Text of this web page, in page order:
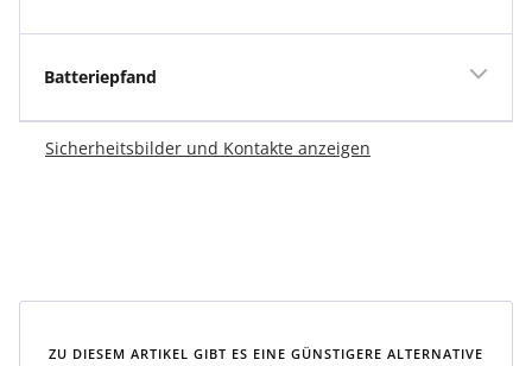
Batteriepfand
Sicherheitsbilder und Kontakte anzeigen
ZU DIESEM ARTIKEL GIBT ES EINE GÜNSTIGERE ALTERNATIVE